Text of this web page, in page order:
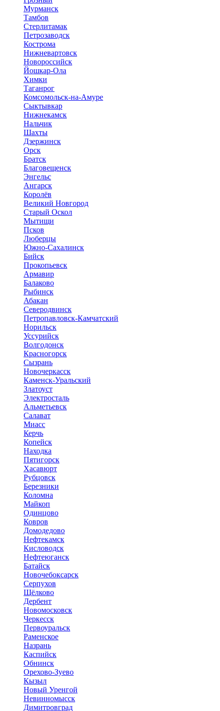
Мурманск
Тамбов
Стерлитамак
Петрозаводск
Кострома
Нижневартовск
Новороссийск
Йошкар-Ола
Химки
Таганрог
Комсомольск-на-Амуре
Сыктывкар
Нижнекамск
Нальчик
Шахты
Дзержинск
Орск
Братск
Благовещенск
Энгельс
Ангарск
Королёв
Великий Новгород
Старый Оскол
Мытищи
Псков
Люберцы
Южно-Сахалинск
Бийск
Прокопьевск
Армавир
Балаково
Рыбинск
Абакан
Северодвинск
Петропавловск-Камчатский
Норильск
Уссурийск
Волгодонск
Красногорск
Сызрань
Новочеркасск
Каменск-Уральский
Златоуст
Электросталь
Альметьевск
Салават
Миасс
Керчь
Копейск
Находка
Пятигорск
Хасавюрт
Рубцовск
Березники
Коломна
Майкоп
Одинцово
Ковров
Домодедово
Нефтекамск
Кисловодск
Нефтеюганск
Батайск
Новочебоксарск
Серпухов
Щёлково
Дербент
Новомосковск
Черкесск
Первоуральск
Раменское
Назрань
Каспийск
Обнинск
Орехово-Зуево
Кызыл
Новый Уренгой
Невинномысск
Димитровград